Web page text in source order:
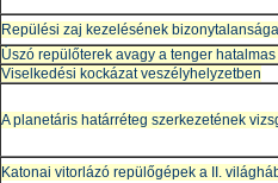
Repülési zaj kezelésének bizonytalansága
Úszó repülőterek avagy a tenger
Viselkedési kockázat veszélyhelyzetben
A planetáris határréteg szerkezetének
Katonai vitorlázó repülőgépek a II.